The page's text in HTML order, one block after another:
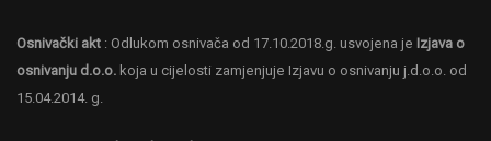
Osnivački akt : Odlukom osnivača od 17.10.2018.g. usvojena je Izjava o
osnivanju d.o.o. koja u cijelosti zamjenjuje Izjavu o osnivanju j.d.o.o. od
15.04.2014. g.